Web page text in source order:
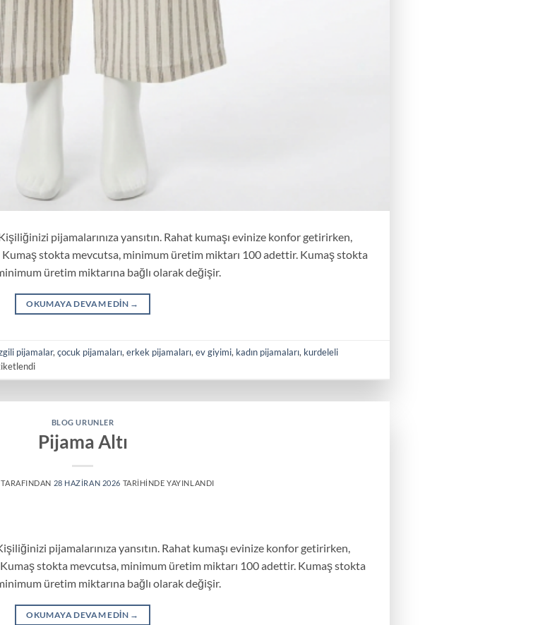
pijamalarınıza yansıtın. Rahat kumaşı evinize konfor getirirken,
stokta mevcutsa, minimum üretim miktarı 100 adettir. Kumaş stokta
üretim miktarına bağlı olarak değişir.
OKUMAYA DEVAM EDIN →
pijamalar,çocuk pijamaları,erkek pijamaları,ev giyimi, kadın pijamaları, kurdeleli
BLOG URUNLER
Pijama Altı
TARAFINDAN 28 HAZIRAN 2026 TARIHINDE YAYINLANDI
pijamalarınıza yansıtın. Rahat kumaşı evinize konfor getirirken,
stokta mevcutsa, minimum üretim miktarı 100 adettir. Kumaş stokta
üretim miktarına bağlı olarak değişir.
OKUMAYA DEVAM EDIN →